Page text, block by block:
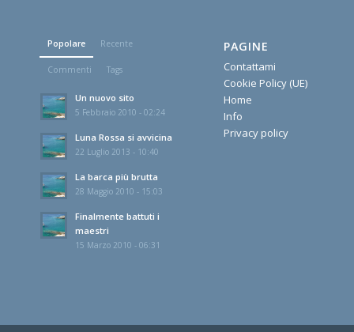
Popolare Recente
Commenti Tags
Un nuovo sito
5 Febbraio 2010 - 02:24
Luna Rossa si avvicina
22 Luglio 2013 - 10:40
La barca più brutta
28 Maggio 2010 - 15:03
Finalmente battuti i
maestri
15 Marzo 2010 - 06:31
PAGINE
Contattami
Cookie Policy (UE)
Home
Info
Privacy policy